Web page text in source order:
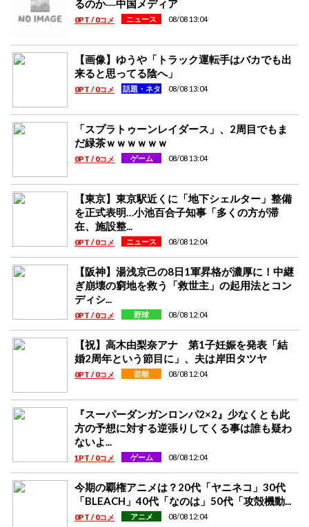
るのか―中国メディア
0PT / 0コメ ニュース 08/08 13:04
【画像】ゆうや「トラック運転手はバカでも出
来ると思ってる陰へ」
0PT / 0コメ 話題・ネタ 08/08 13:04
「スプラトゥーンレイダース」、2周目でもま
だ緑茶ｗｗｗｗｗｗ
0PT / 0コメ ゲーム 08/08 13:04
【東京】東京駅近くに「地下シェルター」整備
を正式表明…小池百合子知事「多くの方が滞
在、施設整...
0PT / 0コメ ニュース 08/08 12:04
【阪神】湯浅京己の8日1軍昇格が濃厚に！中継
ぎ崩壊の窮地を救う「救世主」の起用法とコン
ディシ...
0PT / 0コメ 野球 08/08 12:04
【祝】高木由梨奈アナ 第1子妊娠を発表「結
婚2周年という節目に」、夫は岸田タツヤ
0PT / 0コメ 芸能 08/08 12:04
『スーパーダンガンロンパ2×2』少なくとも此
方の予想に対する逆張りしてくる事は誰も疑わ
ないよ...
1PT / 0コメ ゲーム 08/08 12:04
今期の覇権アニメは？20代「ヤニネコ」30代
「BLEACH」40代「なのは」50代「攻殻機動...
0PT / 0コメ アニメ 08/08 12:04